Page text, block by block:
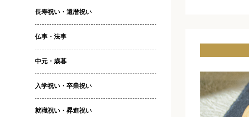
長寿祝い・還暦祝い
仏事・法事
中元・歳暮
入学祝い・卒業祝い
就職祝い・昇進祝い